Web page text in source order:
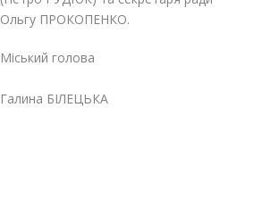
Ольгу ПРОКОПЕНКО.
Міський голова
Галина БІЛЕЦЬКА